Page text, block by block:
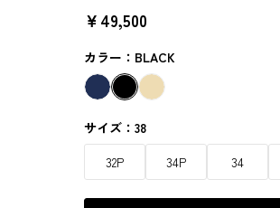
￥49,500
カラー：BLACK
サイズ：38
32P 34P 34